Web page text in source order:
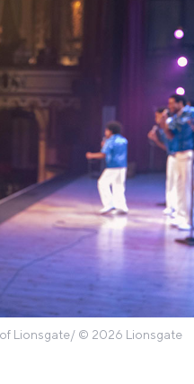
Lionsgate/ © 2026 Lionsgate